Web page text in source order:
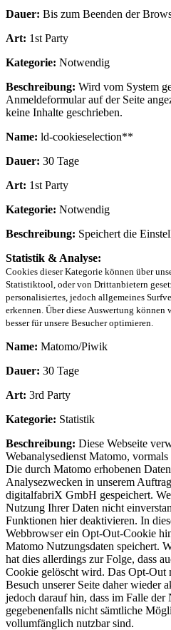
Dauer: Bis zum Beenden der
Art: 1st Party
Kategorie: Notwendig
Beschreibung: Wird vom System
Anmeldeformular auf der Seite
keine Inhalte geschrieben.
Name: ld-cookieselection**
Dauer: 30 Tage
Art: 1st Party
Kategorie: Notwendig
Beschreibung: Speichert die
Statistik & Analyse:
Cookies dieser Kategorie können über
Statistiktool, oder von Drittanbietern
personalisiertes, jedoch allgemeines
erkennen. Über diese Auswertung können
besser für unsere Besucher optimieren.
Name: Matomo/Piwik
Dauer: 30 Tage
Art: 3rd Party
Kategorie: Statistik
Beschreibung: Diese Webseite
Webanalysedienst Matomo,
Die durch Matomo erhobenen
Analysezwecken in unserem
digitalfabriX GmbH gespeichert.
Nutzung Ihrer Daten nicht
Funktionen hier deaktivieren. In
Webbrowser ein Opt-Out-Cookie
Matomo Nutzungsdaten speichert.
hat dies allerdings zur Folge, dass
Cookie gelöscht wird. Das Opt-Out
Besuch unserer Seite daher wieder
jedoch darauf hin, dass im Falle
gegebenenfalls nicht sämtliche
vollumfänglich nutzbar sind.